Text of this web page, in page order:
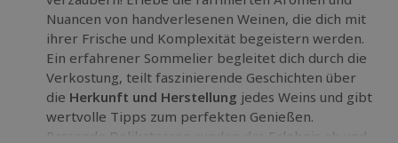
Nuancen von handverlesenen Weinen, die dich mit
ihrer Frische und Komplexität begeistern werden.
Ein erfahrener Sommelier begleitet dich durch die
Verkostung, teilt faszinierende Geschichten über
die Herkunft und Herstellung jedes Weins und gibt
wertvolle Tipps zum perfekten Genießen.
Passende Delikatessen runden das Erlebnis ab und